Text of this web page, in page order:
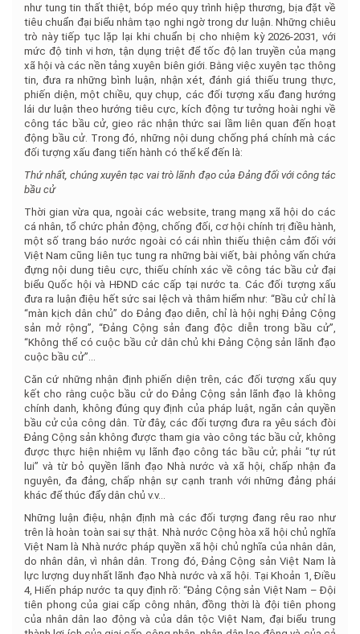
như tung tin thất thiệt, bóp méo quy trình hiệp thương, bịa đặt về
tiêu chuẩn đại biểu nhằm tạo nghi ngờ trong dư luận. Những chiêu
trò này tiếp tục lặp lại khi chuẩn bị cho nhiệm kỳ 2026-2031, với
mức độ tinh vi hơn, tận dụng triệt để tốc độ lan truyền của mạng
xã hội và các nền tảng xuyên biên giới. Bằng việc xuyên tạc thông
tin, đưa ra những bình luận, nhận xét, đánh giá thiếu trung thực,
phiến diện, một chiều, quy chụp, các đối tượng xấu đang hướng
lái dư luận theo hướng tiêu cực, kích động tư tưởng hoài nghi về
công tác bầu cử, gieo rắc nhận thức sai lầm liên quan đến hoạt
động bầu cử. Trong đó, những nội dung chống phá chính mà các
đối tượng xấu đang tiến hành có thể kể đến là:
Thứ nhất, chúng xuyên tạc vai trò lãnh đạo của Đảng đối với công tác
bầu cử
Thời gian vừa qua, ngoài các website, trang mạng xã hội do các
cá nhân, tổ chức phản động, chống đối, cơ hội chính trị điều hành,
một số trang báo nước ngoài có cái nhìn thiếu thiện cảm đối với
Việt Nam cũng liên tục tung ra những bài viết, bài phỏng vấn chứa
đựng nội dung tiêu cực, thiếu chính xác về công tác bầu cử đại
biểu Quốc hội và HĐND các cấp tại nước ta. Các đối tượng xấu
đưa ra luận điệu hết sức sai lệch và thâm hiểm như: “Bầu cử chỉ là
“màn kịch dân chủ” do Đảng đạo diễn, chỉ là hội nghị Đảng Cộng
sản mở rộng”, “Đảng Cộng sản đang độc diễn trong bầu cử”,
“Không thể có cuộc bầu cử dân chủ khi Đảng Cộng sản lãnh đạo
cuộc bầu cử”…
Căn cứ những nhận định phiến diện trên, các đối tượng xấu quy
kết cho rằng cuộc bầu cử do Đảng Cộng sản lãnh đạo là không
chính danh, không đúng quy định của pháp luật, ngăn cản quyền
bầu cử của công dân. Từ đây, các đối tượng đưa ra yêu sách đòi
Đảng Cộng sản không được tham gia vào công tác bầu cử, không
được thực hiện nhiệm vụ lãnh đạo công tác bầu cử; phải “tự rút
lui” và từ bỏ quyền lãnh đạo Nhà nước và xã hội, chấp nhận đa
nguyên, đa đảng, chấp nhận sự cạnh tranh với những đảng phái
khác để thúc đẩy dân chủ v.v…
Những luận điệu, nhận định mà các đối tượng đang rêu rao như
trên là hoàn toàn sai sự thật. Nhà nước Cộng hòa xã hội chủ nghĩa
Việt Nam là Nhà nước pháp quyền xã hội chủ nghĩa của nhân dân,
do nhân dân, vì nhân dân. Trong đó, Đảng Cộng sản Việt Nam là
lực lượng duy nhất lãnh đạo Nhà nước và xã hội. Tại Khoản 1, Điều
4, Hiến pháp nước ta quy định rõ: “Đảng Cộng sản Việt Nam – Đội
tiên phong của giai cấp công nhân, đồng thời là đội tiên phong
của nhân dân lao động và của dân tộc Việt Nam, đại biểu trung